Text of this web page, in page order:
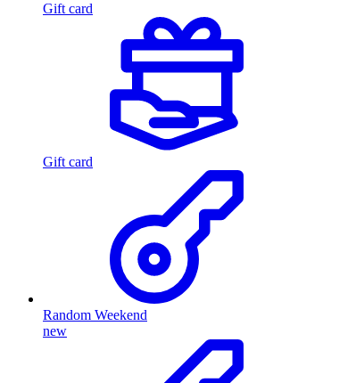
Gift card
Gift card
Random Weekend
new